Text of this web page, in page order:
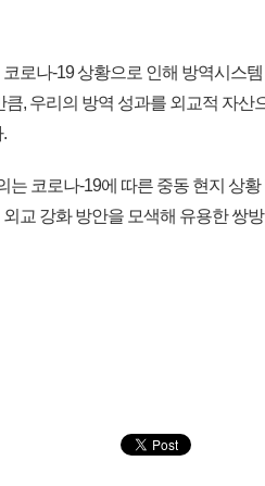
로나-19 상황으로 인해 방역시스
큼, 우리의 방역 성과를 외교적 자
는 코로나-19에 따른 중동 현지 상
교 강화 방안을 모색해 유용한 쌍